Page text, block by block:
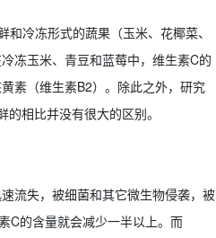
冷冻形式的蔬果（玉米、花椰菜、
冻玉米、青豆和蓝莓中，维生素C的
素（维生素B2）。除此之外，研究
相比并没有很大的区别。
流失，被细菌和其它微生物侵袭，被
C的含量就会减少一半以上。而